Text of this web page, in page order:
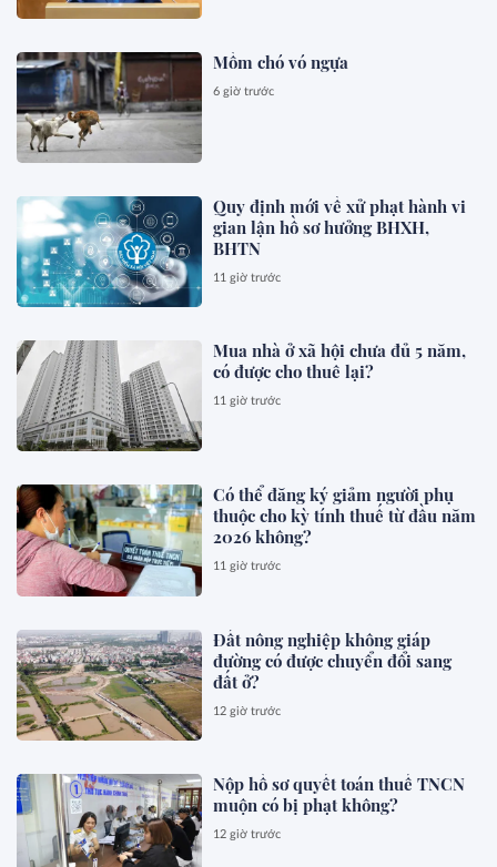
Mồm chó vó ngựa
6 giờ trước
Quy định mới về xử phạt hành vi
gian lận hồ sơ hưởng BHXH,
BHTN
11 giờ trước
Mua nhà ở xã hội chưa đủ 5 năm,
có được cho thuê lại?
11 giờ trước
Có thể đăng ký giảm người phụ
thuộc cho kỳ tính thuế từ đầu năm
2026 không?
11 giờ trước
Đất nông nghiệp không giáp
đường có được chuyển đổi sang
đất ở?
12 giờ trước
Nộp hồ sơ quyết toán thuế TNCN
muộn có bị phạt không?
12 giờ trước